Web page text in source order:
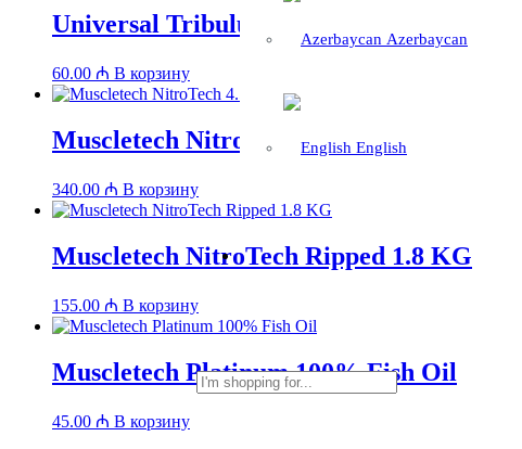
Azerbaycan
English
Universal Tribulus Pro 100 Caps
60.00 ₼ В корзину
Muscletech NitroTech 4.5 KG
340.00 ₼ В корзину
Muscletech NitroTech Ripped 1.8 KG
155.00 ₼ В корзину
Muscletech Platinum 100% Fish Oil
45.00 ₼ В корзину